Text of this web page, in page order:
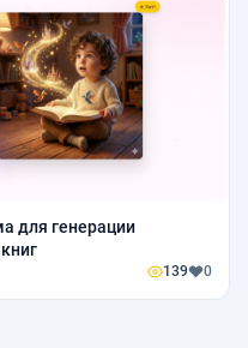
для генерации
139 0